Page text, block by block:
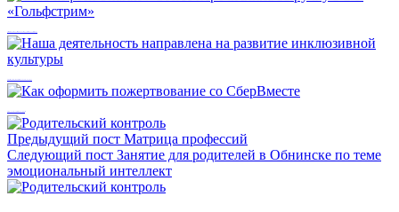
Предыдущий пост Матрица профессий
Следующий пост Занятие для родителей в Обнинске по теме
эмоциональный интеллект